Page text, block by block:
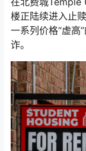
楼正陆续进入止
一系列价格“虚高
诈。